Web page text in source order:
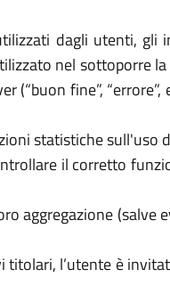
dagli utenti, gli
nel sottoporre
fine”, “errore”,
statistiche sull'uso
il corretto
aggregazione (salve
l’utente è